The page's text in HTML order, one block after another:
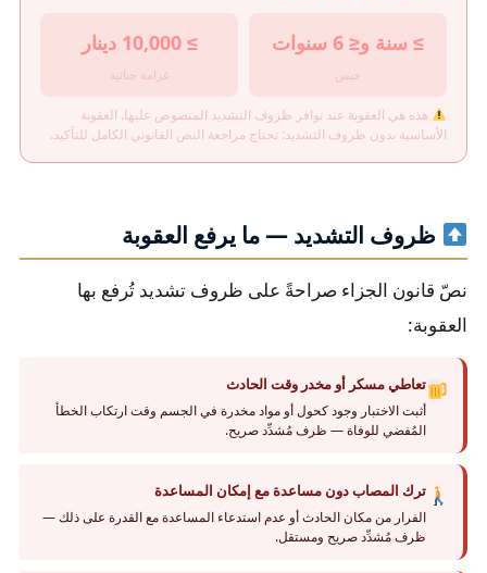
≥ سنة و≤ 6 سنوات
حبس
≥ 10,000 دينار
غرامة جنائية
هذه هي العقوبة عند توافر ظروف التشديد المنصوص عليها. العقوبة
الأساسية بدون ظروف التشديد: تحتاج مراجعة النص القانوني الكامل للتأكيد.
ظروف التشديد — ما يرفع العقوبة
نصّ قانون الجزاء صراحةً على ظروف تشديد تُرفع بها
العقوبة:
تعاطي مسكر أو مخدر وقت الحادث
أثبت الاختبار وجود كحول أو مواد مخدرة في الجسم وقت ارتكاب الخطأ
المُفضي للوفاة — ظرف مُشدِّد صريح.
ترك المصاب دون مساعدة مع إمكان المساعدة
الفرار من مكان الحادث أو عدم استدعاء المساعدة مع القدرة على ذلك —
ظرف مُشدِّد صريح ومستقل.